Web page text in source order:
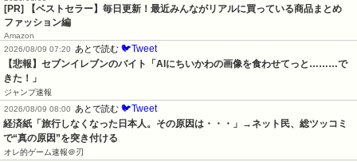
[PR] 【ベストセラー】毎日更新！最近みんながリアルに買っている商品まとめ
ファッション編
Amazon
2026/08/09 07:20
あとで読む 🐦Tweet
【悲報】セブンイレブンのバイト「AIにちいかわの画像を食わせてっと………で
きた！」
ジャンプ速報
2026/08/09 08:00
あとで読む 🐦Tweet
経済紙「旅行しなくなった日本人。その原因は・・・」→ネット民、総ツッコミ
で“真の原因”を突き付ける
オレ的ゲーム速報＠刃